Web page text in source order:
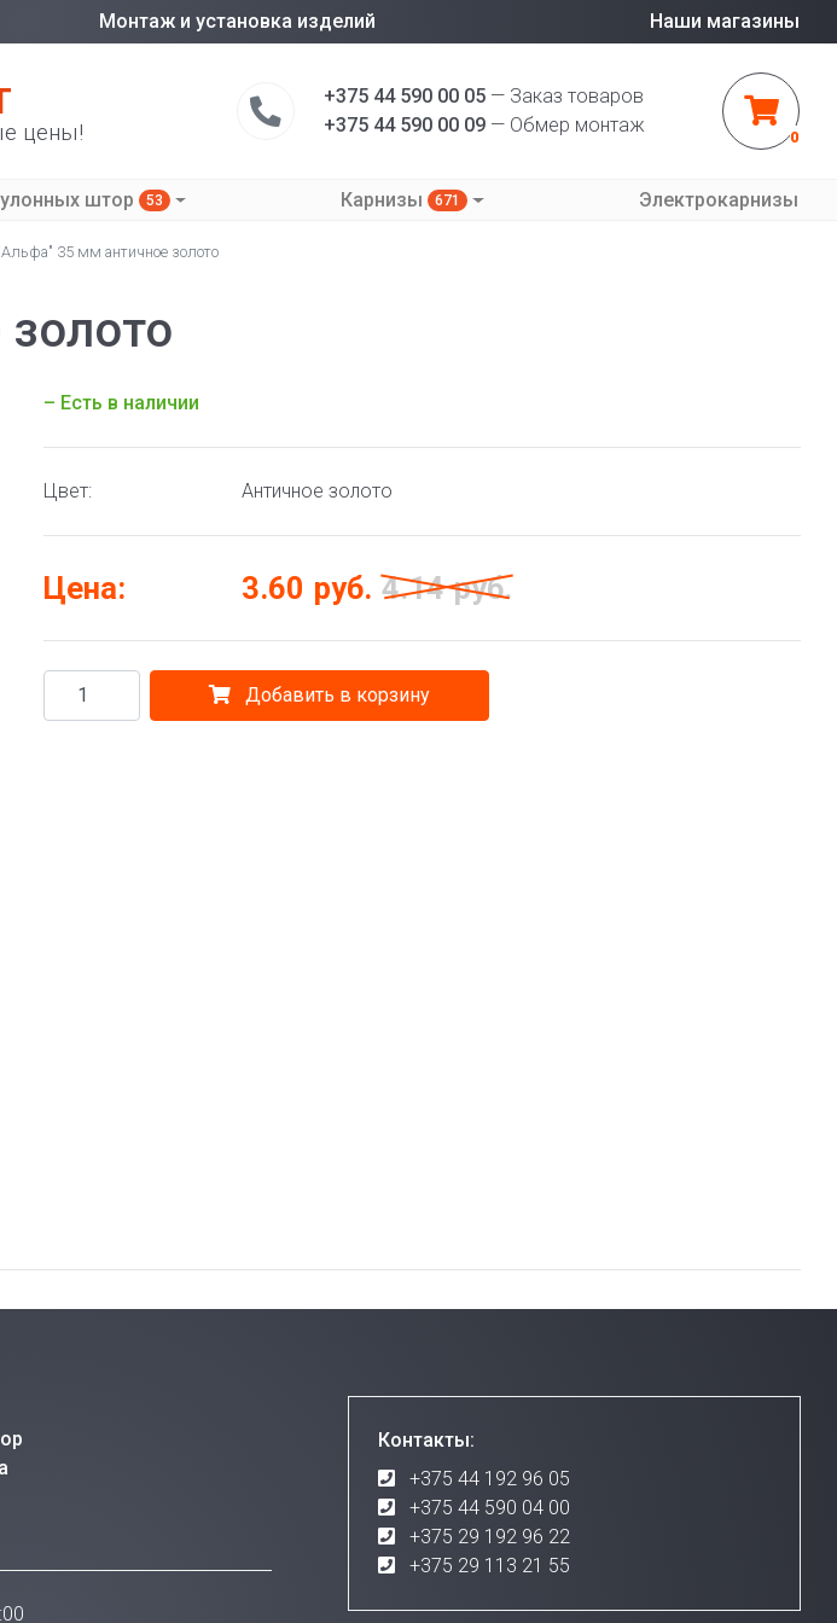
Монтаж и установка изделий Наши магазины
цены!
+375 44 590 00 05 — Заказ товаров
+375 44 590 00 09 — Обмер монтаж
0
штор 53 Карнизы 671 Электрокарнизы
35 мм античное золото
– Есть в наличии
Цвет: Античное золото
Цена: 3.60 руб. 4.14 руб.
Добавить в корзину
Контакты:
+375 44 192 96 05
+375 44 590 04 00
+375 29 192 96 22
+375 29 113 21 55